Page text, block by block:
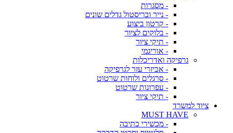
- מסגרות
- נייר ובריסטול גדלים שונים
- קרטון ביצוע
- בלוקים לציור
- תיקי ציור
- אוריגמי
גרפיקה ואדריכלות
- אביזרי עזר לגרפיקה
- סרגלים ולוחות שרטוט
- עפרונות שרטוט
- תיקי ציור
ציוד למשרד
MUST HAVE
- מכשירי כתיבה